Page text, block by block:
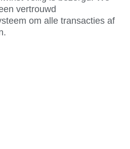
vertrouwd
om alle transacties af